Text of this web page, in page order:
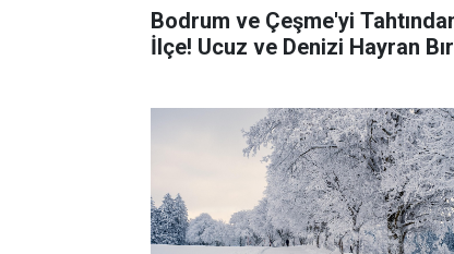
Bodrum ve Çeşme'yi
İlçe! Ucuz ve Denizi Hayran